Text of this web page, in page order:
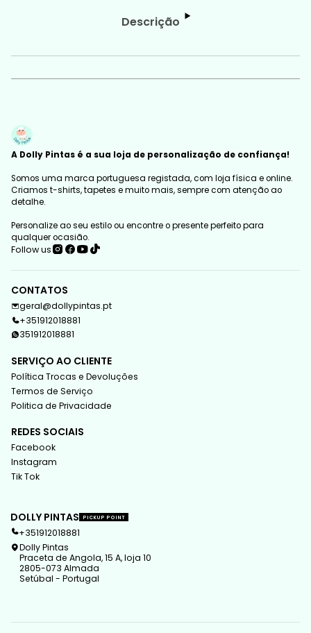
Descrição
A Dolly Pintas é a sua loja de personalização de confiança!
Somos uma marca portuguesa registada, com loja física e online.
Criamos t-shirts, tapetes e muito mais, sempre com atenção ao
detalhe.
Personalize ao seu estilo ou encontre o presente perfeito para
qualquer ocasião.
Follow us
CONTATOS
geral@dollypintas.pt
+351912018881
351912018881
SERVIÇO AO CLIENTE
Política Trocas e Devoluções
Termos de Serviço
Politica de Privacidade
REDES SOCIAIS
Facebook
Instagram
Tik Tok
DOLLY PINTAS PICKUP POINT
+351912018881
Dolly Pintas
Praceta de Angola, 15 A, loja 10
2805-073 Almada
Setúbal - Portugal